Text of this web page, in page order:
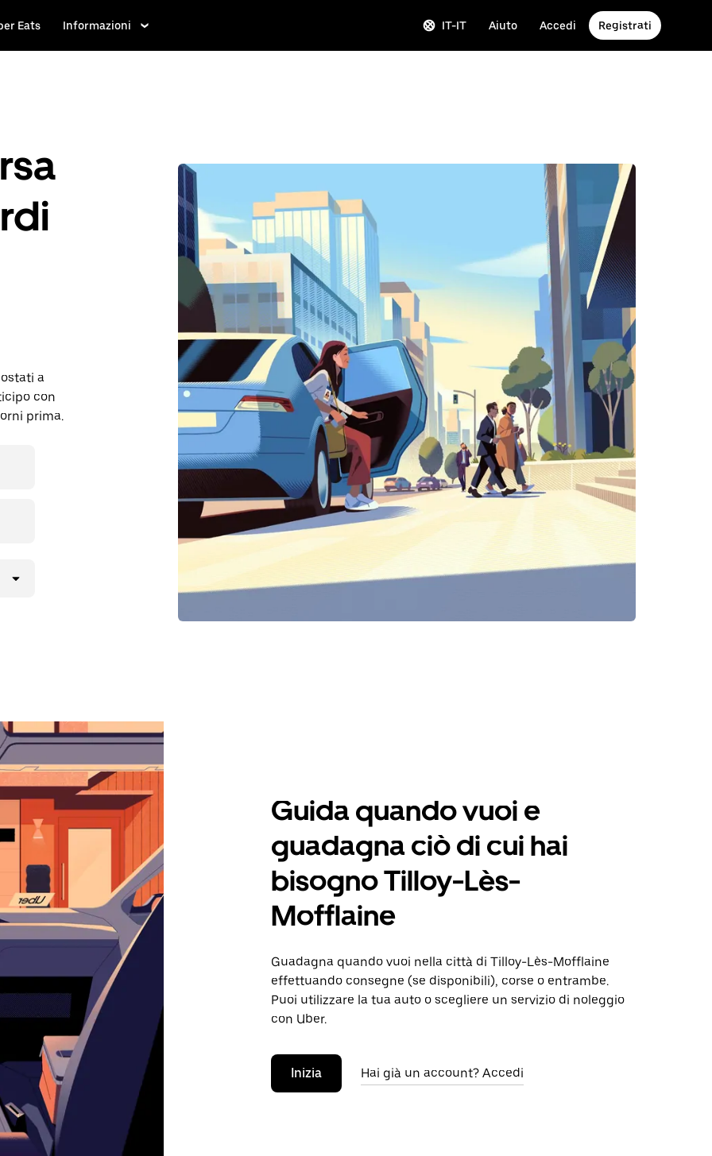
Eats Informazioni IT-IT Aiuto Accedi Registrati
a
con
prima.
Guida quando vuoi e
guadagna ciò di cui hai
bisogno Tilloy-Lès-
Mofflaine
Guadagna quando vuoi nella città di Tilloy-Lès-Mofflaine
effettuando consegne (se disponibili), corse o entrambe.
Puoi utilizzare la tua auto o scegliere un servizio di noleggio
con Uber.
Inizia Hai già un account? Accedi